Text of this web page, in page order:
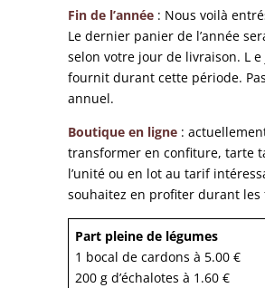
Fin de l’année : Nous voilà
Le dernier panier de l’année
selon votre jour de livraison. L
fournit durant cette période.
annuel.
Boutique en ligne :
transformer en confiture, tarte
l’unité ou en lot au tarif
souhaitez en profiter durant les
Part pleine de légumes
1 bocal de cardons à 5.00 €
200 g d’échalotes à 1.60 €